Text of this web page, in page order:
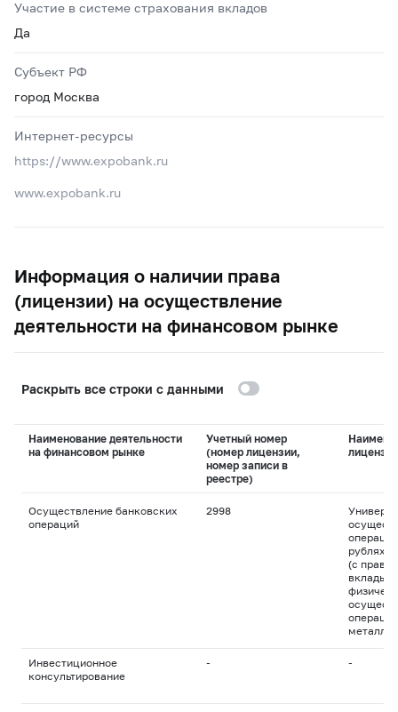
Участие в системе страхования вкладов
Да
Субъект РФ
город Москва
Интернет-ресурсы
https://www.expobank.ru
www.expobank.ru
Информация о наличии права
(лицензии) на осуществление
деятельности на финансовом рынке
Раскрыть все строки с данными
Наименование деятельности
на финансовом рынке
Учетный номер
(номер лицензии,
номер записи в
реестре)
лицензии
Осуществление банковских
операций
2998
рублях и
(с
вклады
Инвестиционное
консультирование
- -